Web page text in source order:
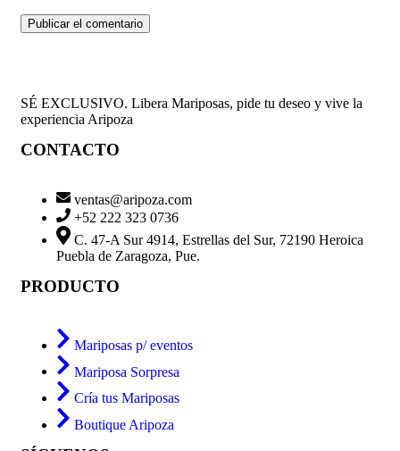
SÉ EXCLUSIVO. Libera Mariposas, pide tu deseo y vive la
experiencia Aripoza
CONTACTO
ventas@aripoza.com
+52 222 323 0736
C. 47-A Sur 4914, Estrellas del Sur, 72190 Heroica
Puebla de Zaragoza, Pue.
PRODUCTO
Mariposas p/ eventos
Mariposa Sorpresa
Cría tus Mariposas
Boutique Aripoza